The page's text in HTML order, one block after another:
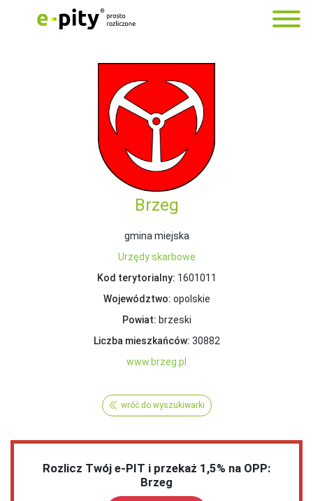
Brzeg
gmina miejska
Urzędy skarbowe
Kod terytorialny: 1601011
Województwo: opolskie
Powiat: brzeski
Liczba mieszkańców: 30882
www.brzeg.pl
wróć do wyszukiwarki
Rozlicz Twój e-PIT i przekaż 1,5% na OPP:
Brzeg